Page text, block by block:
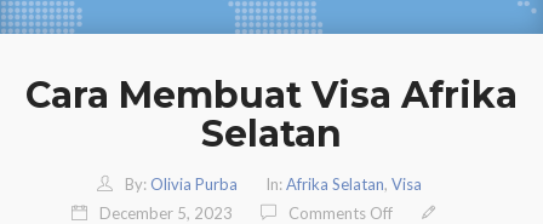
Cara Membuat Visa Afrika
Selatan
By: Olivia Purba In: Afrika Selatan, Visa
December 5, 2023
Comments OffOn Cara Membuat